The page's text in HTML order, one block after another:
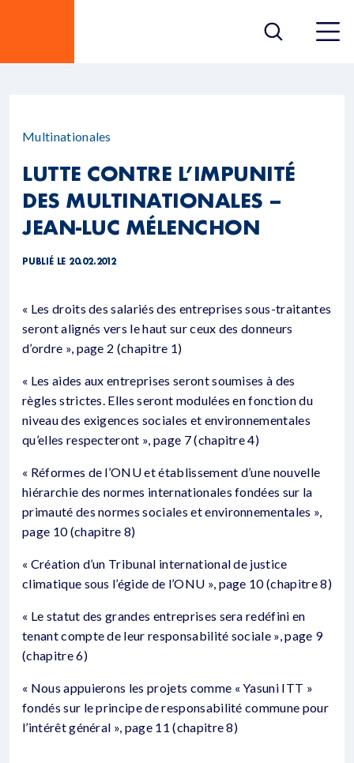
Multinationales
LUTTE CONTRE L’IMPUNITÉ
DES MULTINATIONALES –
JEAN-LUC MÉLENCHON
PUBLIÉ LE 20.02.2012
« Les droits des salariés des entreprises sous-traitantes
seront alignés vers le haut sur ceux des donneurs
d’ordre », page 2 (chapitre 1)
« Les aides aux entreprises seront soumises à des
règles strictes. Elles seront modulées en fonction du
niveau des exigences sociales et environnementales
qu’elles respecteront », page 7 (chapitre 4)
« Réformes de l’ONU et établissement d’une nouvelle
hiérarchie des normes internationales fondées sur la
primauté des normes sociales et environnementales »,
page 10 (chapitre 8)
« Création d’un Tribunal international de justice
climatique sous l’égide de l’ONU », page 10 (chapitre 8)
« Le statut des grandes entreprises sera redéfini en
tenant compte de leur responsabilité sociale », page 9
(chapitre 6)
« Nous appuierons les projets comme « Yasuni ITT »
fondés sur le principe de responsabilité commune pour
l’intérêt général », page 11 (chapitre 8)